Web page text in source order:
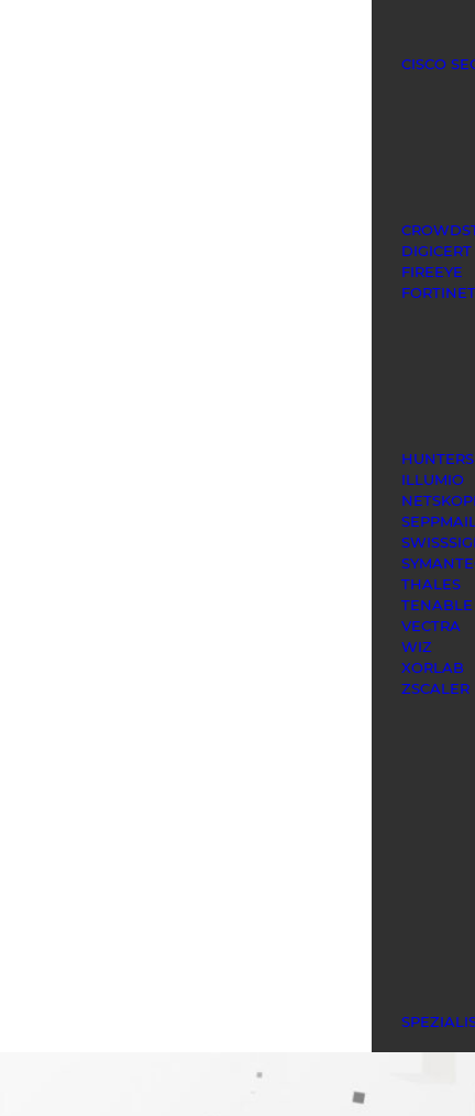
CISCO
DIGICERT
FIREEYE
FORTINET
HUNTERS
ILLUMIO
SEPPMAIL
THALES
TENABLE
VECTRA
WIZ
XORLAB
ZSCALER